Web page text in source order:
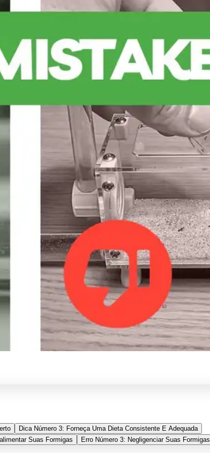
Dica Número 3: Forneça Uma Dieta Consistente E Adequada
Suas Formigas Erro Número 3: Negligenciar Suas Formigas